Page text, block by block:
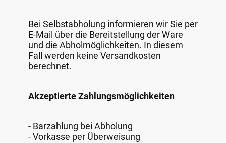
Bei Selbstabholung informieren wir Sie per
E-Mail über die Bereitstellung der Ware
und die Abholmöglichkeiten. In diesem
Fall werden keine Versandkosten
berechnet.
Akzeptierte Zahlungsmöglichkeiten
- Barzahlung bei Abholung
- Vorkasse per Überweisung